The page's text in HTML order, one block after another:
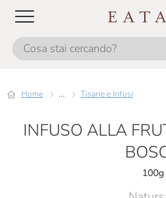
Home ... Tisane e Infusi
INFUSO ALLA
100g